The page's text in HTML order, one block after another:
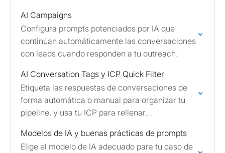
AI Campaigns
Configura prompts potenciados por IA que
continúan automáticamente las conversaciones
con leads cuando responden a tu outreach.
AI Conversation Tags y ICP Quick Filter
Etiqueta las respuestas de conversaciones de
forma automática o manual para organizar tu
pipeline, y usa tu ICP para rellenar
LinkedIn.
Modelos de IA y buenas prácticas de prompts
Elige el modelo de IA adecuado para tu caso de